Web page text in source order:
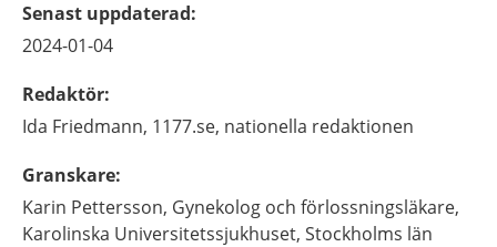
Senast uppdaterad:
2024-01-04
Redaktör:
Ida Friedmann, 1177.se, nationella redaktionen
Granskare:
Karin Pettersson, Gynekolog och förlossningsläkare,
Karolinska Universitetssjukhuset, Stockholms län